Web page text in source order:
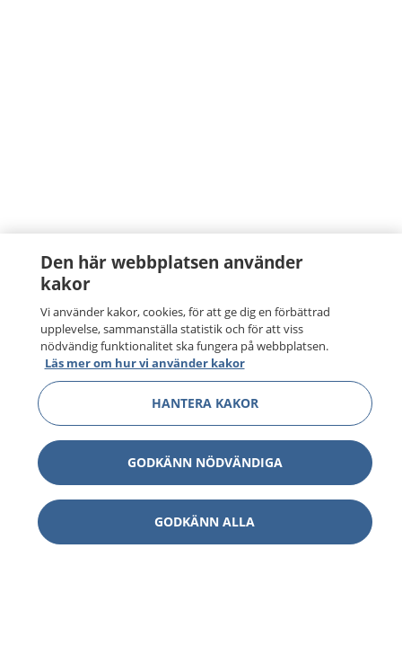
Den här webbplatsen använder
kakor
Vi använder kakor, cookies, för att ge dig en förbättrad
upplevelse, sammanställa statistik och för att viss
nödvändig funktionalitet ska fungera på webbplatsen.
Läs mer om hur vi använder kakor
HANTERA KAKOR
GODKÄNN NÖDVÄNDIGA
GODKÄNN ALLA